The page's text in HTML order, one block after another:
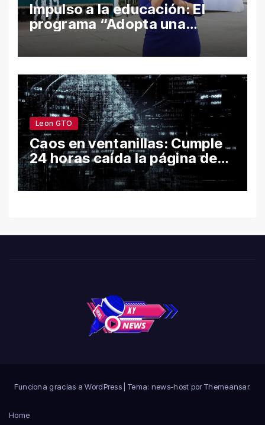
Impulso a la educación: El
programa “Adopta una
Escuela” fortalece el
bienestar y la permanencia
Leon GTO
Caos en ventanillas: Cumple
24 horas caída la página de
León por hackeo y congela
trámites
Funciona gracias a WordPress Tema: news-host porThemeansar.
Home